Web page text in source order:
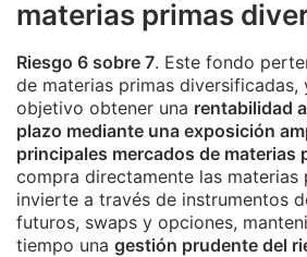
materias primas
Riesgo 6 sobre 7. Este fondo
de materias primas diversificadas,
objetivo obtener una rentabilidad
plazo mediante una exposición
principales mercados de materias
compra directamente las materias
invierte a través de instrumentos
futuros, swaps y opciones,
tiempo una gestión prudente del